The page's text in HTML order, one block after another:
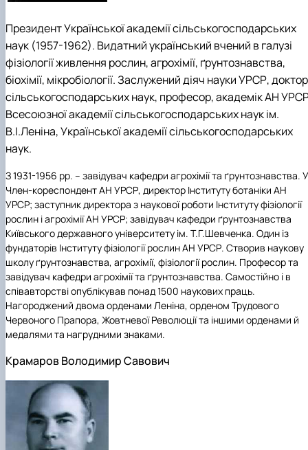
Президент Української академії сільськогосподарських
наук (1957-1962). Видатний український вчений в галузі
фізіології живлення рослин, агрохімії, ґрунтознавства,
біохімії, мікробіології. Заслужений діяч науки УРСР, доктор
сільськогосподарських наук, професор, академік АН
Всесоюзної академії сільськогосподарських наук ім.
В.І.Леніна, Української академії сільськогосподарських
наук.
З 1931-1956 рр. – завідувач кафедри агрохімії та ґрунтознавства. У
Член-кореспондент АН УРСР, директор Інституту ботаніки АН
УРСР; заступник директора з наукової роботи Інституту фізіології
рослин і агрохімії АН УРСР; завідувач кафедри ґрунтознавства
Київського державного університету ім. Т.Г.Шевченка. Один із
фундаторів Інституту фізіології рослин АН УРСР. Створив наукову
школу ґрунтознавства, агрохімії, фізіології рослин. Професор та
завідувач кафедри агрохімії та ґрунтознавства. Самостійно і в
співавторстві опублікував понад 1500 наукових праць.
Нагороджений двома орденами Леніна, орденом Трудового
Червоного Прапора, Жовтневої Революції та іншими орденами й
медалями та нагрудними знаками.
Крамаров Володимир Савович